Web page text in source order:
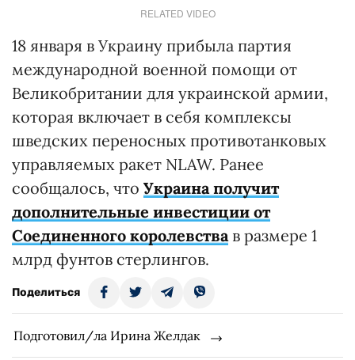
RELATED VIDEO
18 января в Украину прибыла партия
международной военной помощи от
Великобритании для украинской армии,
которая включает в себя комплексы
шведских переносных противотанковых
управляемых ракет NLAW. Ранее
сообщалось, что Украина получит
дополнительные инвестиции от
Соединенного королевствав размере 1
млрд фунтов стерлингов.
Поделиться
Подготовил/ла Ирина Желдак